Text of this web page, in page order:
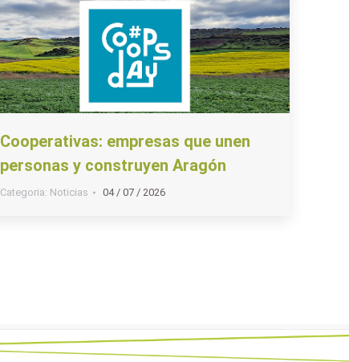
Cooperativas: empresas que unen
personas y construyen Aragón
Categoria: Noticias 04 / 07 / 2026